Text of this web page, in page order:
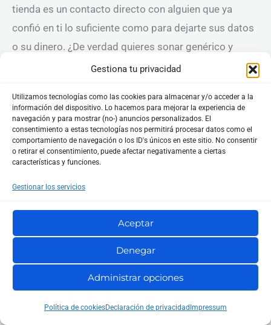
Gestiona tu privacidad
Utilizamos tecnologías como las cookies para almacenar y/o acceder a la
información del dispositivo. Lo hacemos para mejorar la experiencia de
navegación y para mostrar (no-) anuncios personalizados. El
consentimiento a estas tecnologías nos permitirá procesar datos como el
comportamiento de navegación o los ID's únicos en este sitio. No consentir
o retirar el consentimiento, puede afectar negativamente a ciertas
características y funciones.
Gestionar los servicios
Aceptar
Denegar
Administrar opciones
Política de cookiesDeclaración de privacidad Impressum
tienda es un contacto directo con alguien que ya
confió en ti lo suficiente como para dejarte sus datos
o su dinero. ¿De verdad quieres sonar genérico y
distante justo en ese momento?
En mi experiencia, las plantillas por defecto cumplen…
pero no enamoran. Son correctas, neutras,
indistinguibles de las de cualquier otra tienda que no
se ha molestado en tocar nada. Y ahí está la
privilegiado para reforzar marca con pequeñas
decisiones que suman mucho más de lo que
aparentan. Un color coherente con tu web, un
encabezado limpio, una firma humana, una posdata
que resuelve una duda frecuente antes de que el
cliente la tenga… Eso convierte un “pedido #1234
completado” en una experiencia que huele a tu marca.